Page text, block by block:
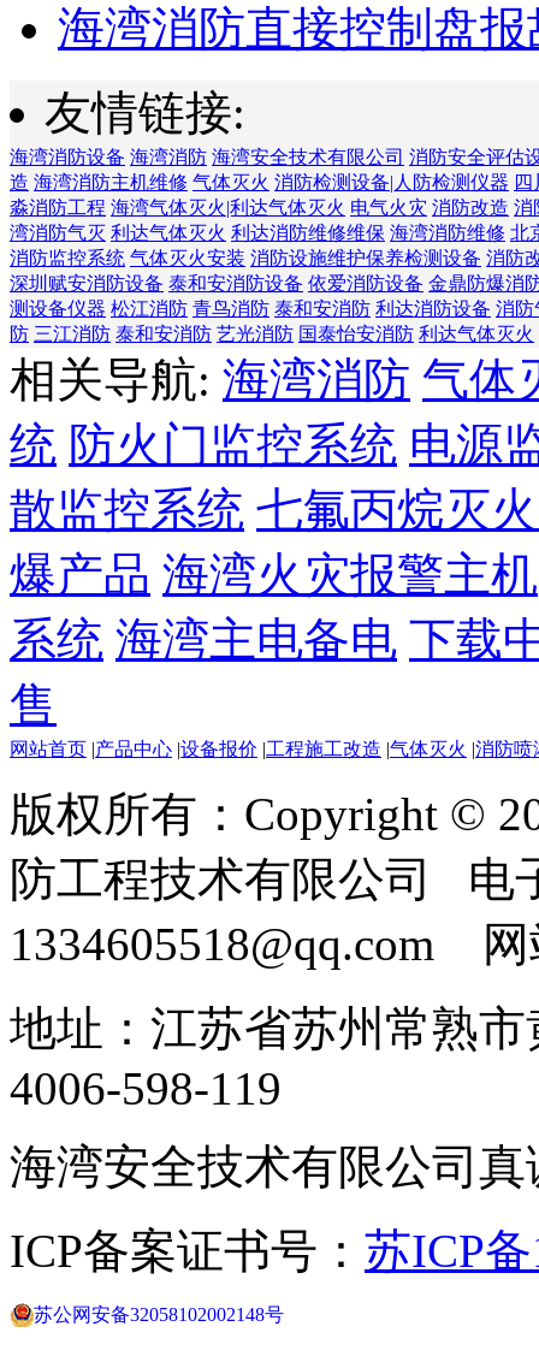
海湾消防直接控制盘报
友情链接:
海湾消防设备 海湾消防 海湾安全技术有限公司 消防安全评估
造 海湾消防主机维修 气体灭火 消防检测设备|人防检测仪器
淼消防工程 海湾气体灭火|利达气体灭火 电气火灾 消防改造 消
湾消防气灭 利达气体灭火 利达消防维修维保 海湾消防维修 北
消防监控系统 气体灭火安装 消防设施维护保养检测设备 消防
深圳赋安消防设备 泰和安消防设备 依爱消防设备 金鼎防爆消
测设备仪器 松江消防 青鸟消防 泰和安消防 利达消防设备 消防
防 三江消防 泰和安消防 艺光消防 国泰怡安消防 利达气体灭火
相关导航: 海湾消防 气体
统 防火门监控系统 电源
散监控系统 七氟丙烷灭
爆产品 海湾火灾报警主机
系统 海湾主电备电 下载
售
网站首页 |产品中心 |设备报价 |工程施工改造 |气体灭火 |消防喷
版权所有：Copyright ©
防工程技术有限公司 电
1334605518@qq.com
地址：江苏省苏州常熟
4006-598-119
海湾安全技术有限公司
ICP备案证书号： 苏ICP
苏公网安备32058102002148号